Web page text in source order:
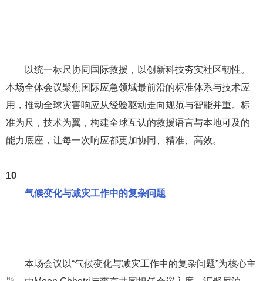
以统一标尺协同国际救援，以创新科技夯实社区韧性。
用，推动全球灾害响应从经验驱动走向规范与智能并重。标
准为尺，技术为翼，构建全球互认的救援语言与本地可及的
气候变化与减灾工作中的复杂问题